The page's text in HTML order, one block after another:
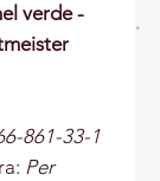
verde -
861-33-1
Per